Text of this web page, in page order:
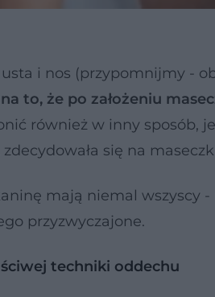
i nos (przypomnijmy -
to, że po założeniu
również w inny sposób,
się na
mają niemal wszyscy
przyzwyczajone.
techniki oddechu